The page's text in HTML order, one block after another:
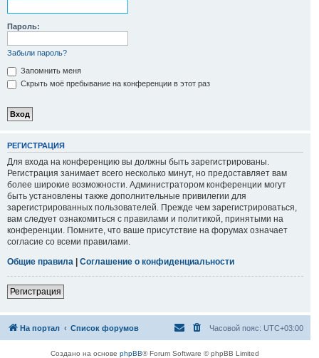
Пароль:
Забыли пароль?
Запомнить меня
Скрыть моё пребывание на конференции в этот раз
РЕГИСТРАЦИЯ
Для входа на конференцию вы должны быть зарегистрированы.
Регистрация занимает всего несколько минут, но предоставляет вам
более широкие возможности. Администратором конференции могут
быть установлены также дополнительные привилегии для
зарегистрированных пользователей. Прежде чем зарегистрироваться,
вам следует ознакомиться с правилами и политикой, принятыми на
конференции. Помните, что ваше присутствие на форумах означает
согласие со всеми правилами.
Общие правила
Соглашение о конфиденциальности
Регистрация
На портал Список форумов Часовой пояс: UTC+03:00
Создано на основеphpBB® Forum Software © phpBB Limited